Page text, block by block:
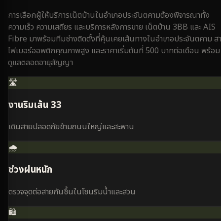
การเลือกผู้ให้บริการเน็ตบ้านในอำเภอประจันตคามต้องพิจารณาทั้ง
ความเร็ว ความเสถียร และบริการหลังการขาย เน็ตบ้าน 3BB และ AIS
Fibre มาพร้อมทีมช่างติดตั้งที่คุ้นเคยเส้นทางในอำเภอประจันตคาม ส
ไฟเบอร์ออพติกคุณภาพสูง และราคาเริ่มต้นที่ 500 บาทต่อเดือน พร้อม
ดูแลตลอดอายุสัญญา
🛣️
งานริมเส้น 33
เดินสายปลอดภัยข้ามถนนใหญ่และสะพาน
🌧️
ช่วงฝนหนัก
ตรวจจุดต่อสายกันชื้นในโซนริมน้ำและสวน
🛍️